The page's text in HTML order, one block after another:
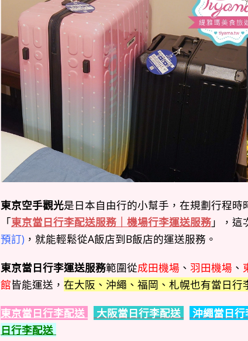
東京空手觀光是日本自由行的小幫手，在規劃行程
「東京當日行李配送服務｜機場行李運送服務」，這
預訂) ，就能輕鬆從A飯店到B飯店的運送服務。
東京當日行李運送服務範圍從成田機場 、 羽田機場 、
館皆能運送， 在大阪、沖繩、福岡、札幌也有當日行
東京當日行李配送 大阪當日行李配送 沖繩當日
日行李配送